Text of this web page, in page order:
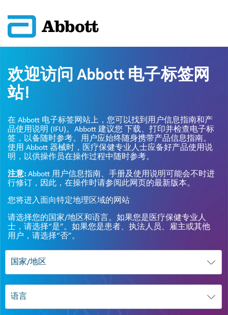
欢迎访问 Abbott 电子标签网
站!
在 Abbott 电子标签网站上，您可以找到用户信息指南和产
品使用说明 (IFU)。Abbott 建议您 下载、打印并检查电子标
签，以备随时参考。用户应始终随身携带产品信息指南。
使用 Abbott 器械时，医疗保健专业人士应备好产品使用说
明，以供操作员在操作过程中随时参考。
注意: Abbott 用户信息指南、手册及使用说明可能会不时进
行修订，因此，在操作时请参阅此网页的最新版本。
您将进入面向特定地理区域的网站
请选择您的国家/地区和语言。如果您是医疗保健专业人
士，请选择“是”。如果您是患者、执法人员、雇主或其他
用户，请选择“否”。